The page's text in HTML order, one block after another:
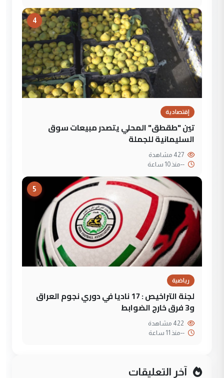
4
إقتصادية
تين "طقطق" المحلي يتصدر مبيعات سوق
السليمانية للجملة
--منذ 10 ساعة
5
رياضية
لجنة التراخيص : 17 ناديا في دوري نجوم العراق
و3 فرق خارج الضوابط
--منذ 11 ساعة
آخر التعليقات